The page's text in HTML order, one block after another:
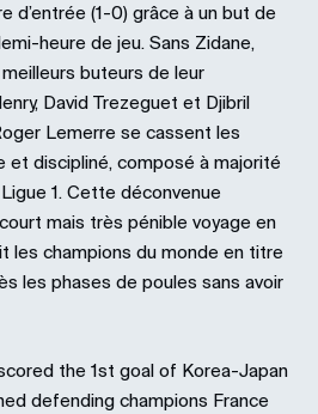
d’entrée (1-0) grâce à un but de
heure de jeu. Sans Zidane,
buteurs de leur
David Trezeguet et Djibril
Lemerre se cassent les
et discipliné, composé à majorité
1. Cette déconvenue
mais très pénible voyage en
les champions du monde en titre
les phases de poules sans avoir
the 1st goal of Korea-Japan
defending champions France